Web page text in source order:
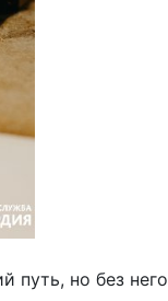
путь, но без него